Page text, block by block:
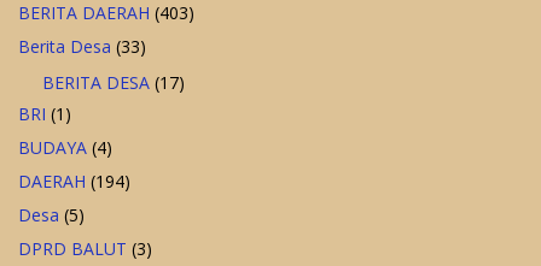
BERITA DAERAH (403)
Berita Desa (33)
BERITA DESA (17)
BRI (1)
BUDAYA (4)
DAERAH (194)
Desa (5)
DPRD BALUT (3)